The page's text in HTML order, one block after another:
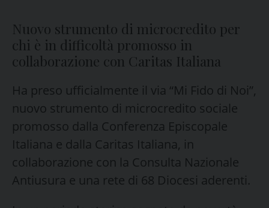
Nuovo strumento di microcredito per
chi è in difficoltà promosso in
collaborazione con Caritas Italiana
Ha preso ufficialmente il via “Mi Fido di Noi”,
nuovo strumento di microcredito sociale
promosso dalla Conferenza Episcopale
Italiana e dalla Caritas Italiana, in
collaborazione con la Consulta Nazionale
Antiusura e una rete di 68 Diocesi aderenti.